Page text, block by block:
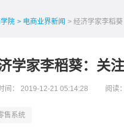
院 > 电商业界新闻 > 经济学家李稻
学家李稻葵：关
间： 2019-12-21 05:14:28 阅读
售系统